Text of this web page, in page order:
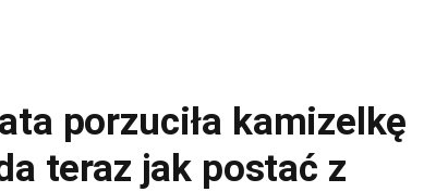
porzuciła kamizelkę
teraz jak postać z